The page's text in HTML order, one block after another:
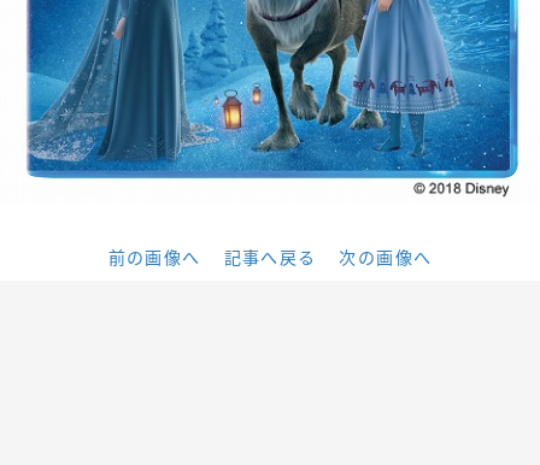
前の画像へ 記事へ戻る 次の画像へ